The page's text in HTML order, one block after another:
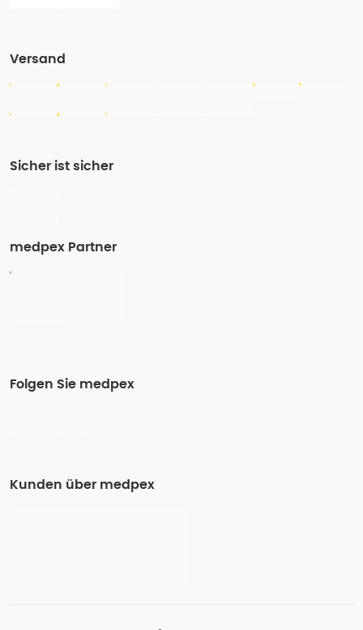
Versand
Sicher ist sicher
medpex Partner
Folgen Sie medpex
Kunden über medpex